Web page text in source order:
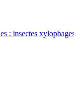
: insectes